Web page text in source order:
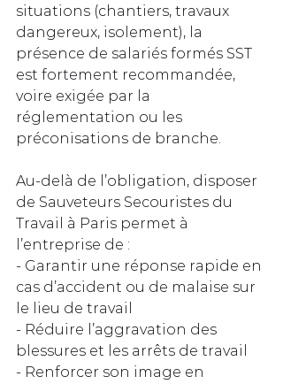
situations (chantiers, travaux
dangereux, isolement), la
présence de salariés formés SST
est fortement recommandée,
voire exigée par la
réglementation ou les
préconisations de branche.
Au-delà de l’obligation, disposer
de Sauveteurs Secouristes du
Travail à Paris permet à
l’entreprise de :
- Garantir une réponse rapide en
cas d’accident ou de malaise sur
le lieu de travail
- Réduire l’aggravation des
blessures et les arrêts de travail
- Renforcer son image en